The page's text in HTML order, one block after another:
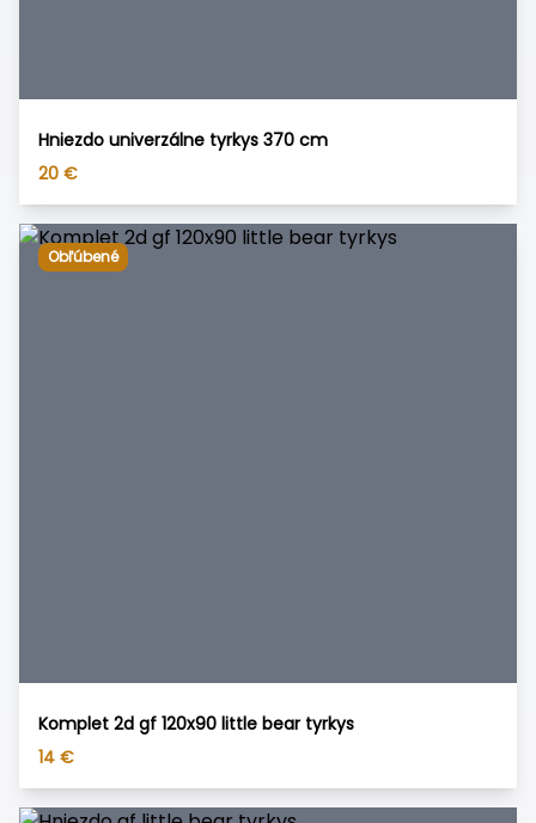
Hniezdo univerzálne tyrkys 370 cm
20 €
Obľúbené
Komplet 2d gf 120x90 little bear tyrkys
14 €